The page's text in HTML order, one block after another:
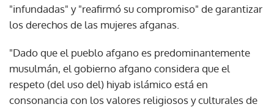
"infundadas" y "reafirmó su compromiso" de garantizar
los derechos de las mujeres afganas.
"Dado que el pueblo afgano es predominantemente
musulmán, el gobierno afgano considera que el
respeto (del uso del) hiyab islámico está en
consonancia con los valores religiosos y culturales de